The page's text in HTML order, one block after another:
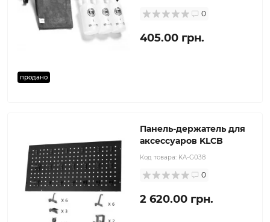
продано
0
405.00 грн.
Панель-держатель для
аксессуаров KLCB
Код товара: KA-G038
0
2 620.00 грн.